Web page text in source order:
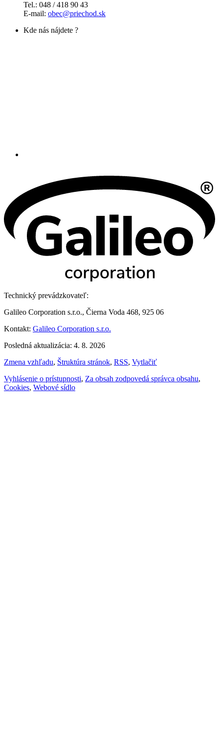
Tel.: 048 / 418 90 43
E-mail: obec@priechod.sk
Kde nás nájdete ?
Technický prevádzkovateľ:
Galileo Corporation s.r.o., Čierna Voda 468, 925 06
Kontakt: Galileo Corporation s.r.o.
Posledná aktualizácia: 4. 8. 2026
Zmena vzhľadu, Štruktúra stránok, RSS, Vytlačiť
Vyhlásenie o prístupnosti, Za obsah zodpovedá správca obsahu,
Cookies, Webové sídlo